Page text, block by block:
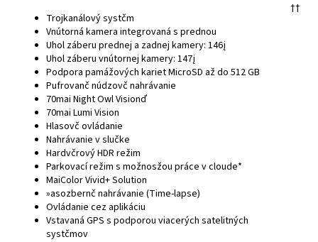
Trojkanálový systčm
Vnútorná kamera integrovaná s prednou
Uhol záberu prednej a zadnej kamery: 146į
Uhol záberu vnútornej kamery: 147į
Podpora pamážových kariet MicroSD až do 512 GB
Pufrovanč núdzovč nahrávanie
70mai Night Owl Visionď
70mai Lumi Vision
Hlasovč ovládanie
Nahrávanie v slučke
Hardvčrový HDR režim
Parkovací režim s možnosžou práce v cloude*
MaiColor Vivid+ Solution
»asozbernč nahrávanie (Time-lapse)
Ovládanie cez aplikáciu
Vstavaná GPS s podporou viacerých satelitných
systčmov
††